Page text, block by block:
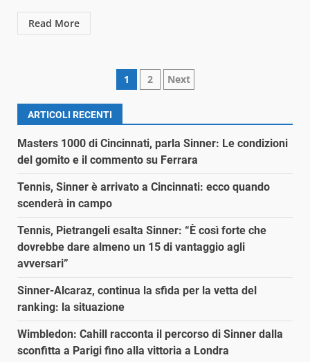
Read More
Paginazione
degli
articoli
1 2 Next
ARTICOLI RECENTI
Masters 1000 di Cincinnati, parla Sinner: Le condizioni
del gomito e il commento su Ferrara
Tennis, Sinner è arrivato a Cincinnati: ecco quando
scenderà in campo
Tennis, Pietrangeli esalta Sinner: “È così forte che
dovrebbe dare almeno un 15 di vantaggio agli
avversari”
Sinner-Alcaraz, continua la sfida per la vetta del
ranking: la situazione
Wimbledon: Cahill racconta il percorso di Sinner dalla
sconfitta a Parigi fino alla vittoria a Londra